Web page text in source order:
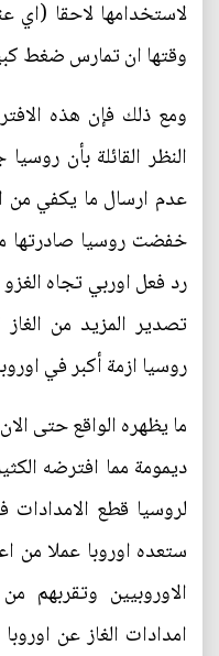
لاستخدامها لاحقا
وقتها ان تمارس ضغط
ومع ذلك فإن هذه
النظر القائلة بأن
خفضت روسيا صادرتها
رد فعل اوربي تجاه الغزو
تصدير المزيد من الغاز
روسيا ازمة أكبر في
ما يظهره الواقع حتى
ديمومة مما افترضه
لروسيا قطع
ستعده اوروبا عملا
الاوروبيين وتقربهم
امدادات الغاز عن